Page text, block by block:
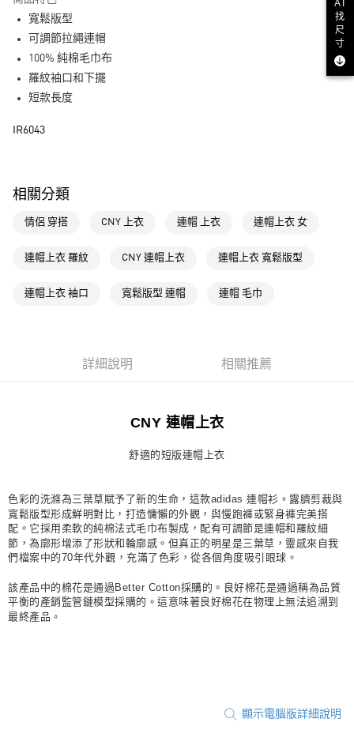
LINE Pay
全家取貨付款
付款後全家取貨
每筆NT$80，滿NT$1,500(含以上)免運費
付款後萊爾富取貨
每筆NT$80，滿NT$1,500(含以上)免運費
每筆NT$80，滿NT$1,500(含以上)免運費
每筆NT$80，滿NT$1,500(含以上)免運費
寬鬆版型
可調節拉繩連帽
100% 純棉毛巾布
羅紋袖口和下擺
短款長度
IR6043
相關分類
情侶 穿搭 CNY 上衣 連帽 上衣 連帽上衣 女
連帽上衣 羅紋 CNY 連帽上衣 連帽上衣 寬鬆版型
連帽上衣 袖口 寬鬆版型 連帽 連帽 毛巾
詳細說明 相關推薦
CNY 連帽上衣
舒適的短版連帽上衣
色彩的洗滌為三葉草賦予了新的生命，這款adidas 連帽衫。露臍剪裁與
寬鬆版型形成鮮明對比，打造慵懶的外觀，與慢跑褲或緊身褲完美搭
配。它採用柔軟的純棉法式毛巾布製成，配有可調節是連帽和羅紋細
節，為廓形增添了形狀和輪廓感。但真正的明星是三葉草，靈感來自我
們檔案中的70年代外觀，充滿了色彩，從各個角度吸引眼球。
該產品中的棉花是通過Better Cotton採購的。良好棉花是通過稱為品質
平衡的產銷監管鏈模型採購的。這意味著良好棉花在物理上無法追溯到
最終產品。
顯示電腦版詳細說明
AI
找
尺
寸